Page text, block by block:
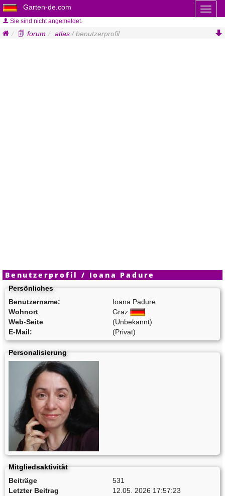
Garten-de.com
Sie sind nicht angemeldet.
forum atlas / benutzerprofil
Benutzerprofil / Ioana Padure
Persönliches
Benutzername:
Ioana Padure
Wohnort
Graz
Web-Seite
(Unbekannt)
E-Mail:
(Privat)
Personalisierung
Mitgliedsaktivität
Beiträge
531
Letzter Beitrag
12.05. 2026 17:57:23